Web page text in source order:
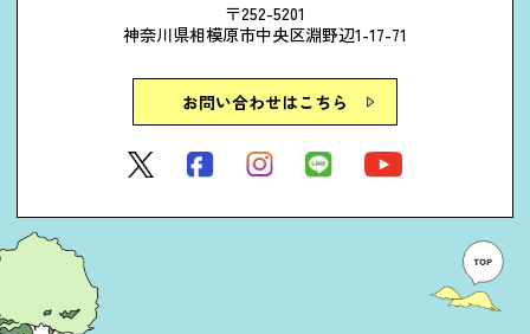
〒252-5201
神奈川県相模原市中央区淵野辺1-17-71
お問い合わせはこちら